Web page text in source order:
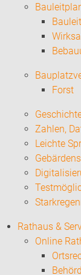
Forst
Zahlen,
Leichte
Rathaus &
Online